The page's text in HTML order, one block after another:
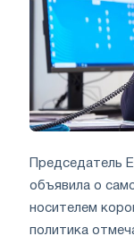
Председатель
объявила о
носителем
политика